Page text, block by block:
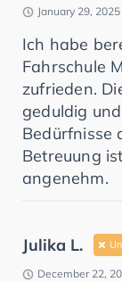
January 29, 2025
Ich habe
Fahrschule
zufrieden.
geduldig
Bedürfnisse
Betreuung
angenehm.
Julika L.
December 22,